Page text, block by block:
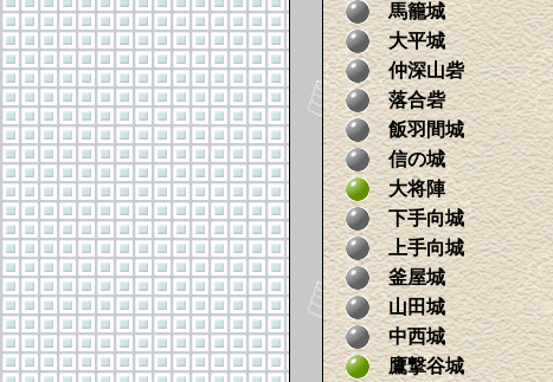
馬籠城
大平城
仲深山砦
落合砦
飯羽間城
信の城
大将陣
下手向城
上手向城
釜屋城
山田城
中西城
鷹撃谷城